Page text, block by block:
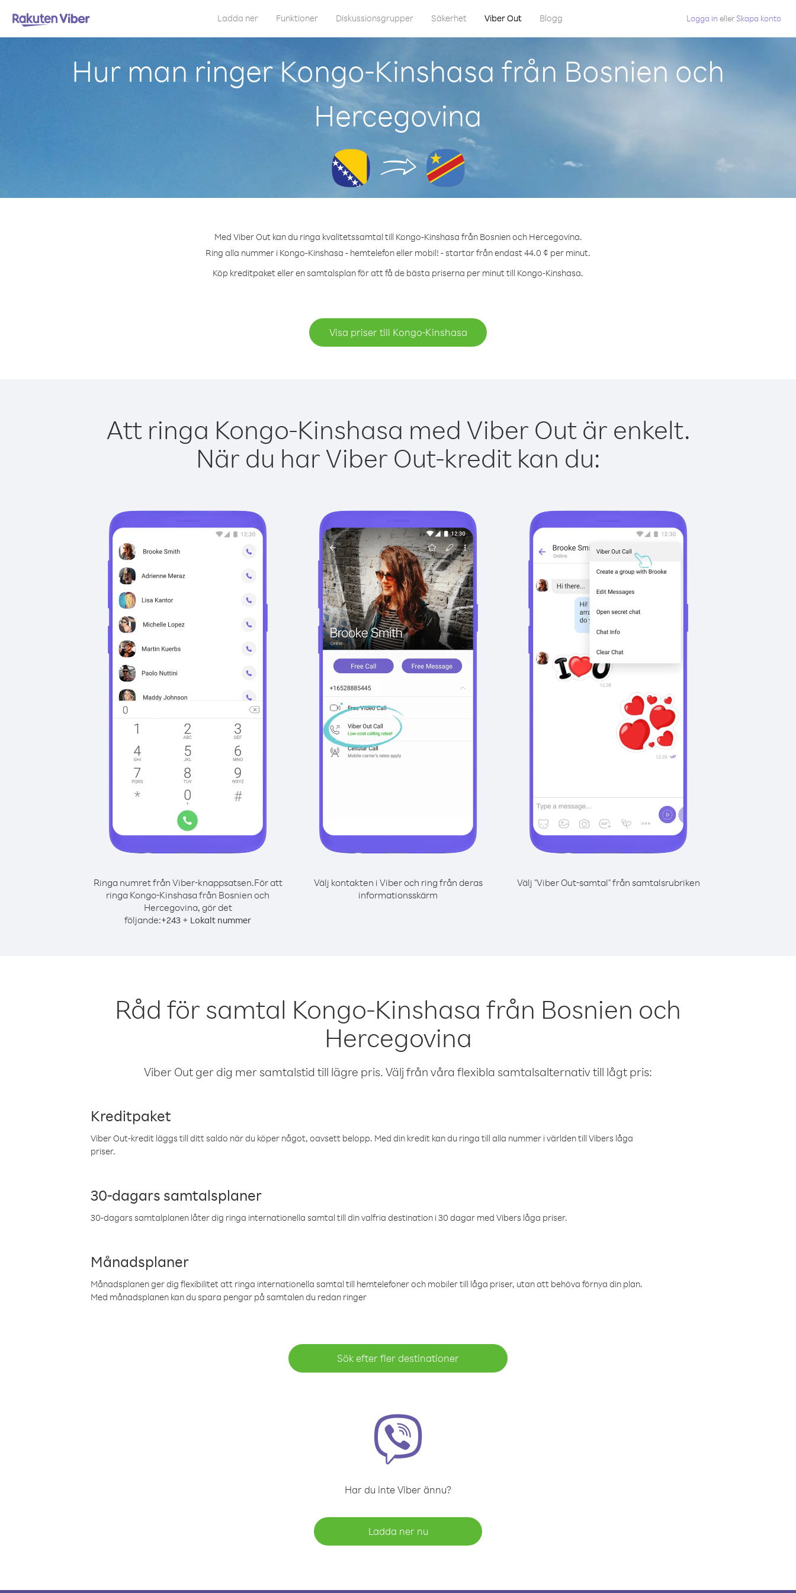
Ladda ner Funktioner Diskussionsgrupper Säkerhet Viber Out Blogg Logga in eller Skapa konto
Hur man ringer Kongo-Kinshasa från Bosnien och
Hercegovina
Med Viber Out kan du ringa kvalitetssamtal till Kongo-Kinshasa från Bosnien och Hercegovina.
Ring alla nummer i Kongo-Kinshasa - hemtelefon eller mobil! - startar från endast 44.0 ¢ per minut.
Köp kreditpaket eller en samtalsplan för att få de bästa priserna per minut till Kongo-Kinshasa.
Visa priser till Kongo-Kinshasa
Att ringa Kongo-Kinshasa med Viber Out är enkelt.
När du har Viber Out-kredit kan du:
Ringa numret från Viber-knappsatsen.För att
ringa Kongo-Kinshasa från Bosnien och
Hercegovina, gör det
följande:+243 + Lokalt nummer
Välj kontakten i Viber och ring från deras
informationsskärm
Välj "Viber Out-samtal" från samtalsrubriken
Råd för samtal Kongo-Kinshasa från Bosnien och
Hercegovina
Viber Out ger dig mer samtalstid till lägre pris. Välj från våra flexibla samtalsalternativ till lågt pris:
Kreditpaket
Viber Out-kredit läggs till ditt saldo när du köper något, oavsett belopp. Med din kredit kan du ringa till alla nummer i världen till Vibers låga
priser.
30-dagars samtalsplaner
30-dagars samtalplanen låter dig ringa internationella samtal till din valfria destination i 30 dagar med Vibers låga priser.
Månadsplaner
Månadsplanen ger dig flexibilitet att ringa internationella samtal till hemtelefoner och mobiler till låga priser, utan att behöva förnya din plan.
Med månadsplanen kan du spara pengar på samtalen du redan ringer
Sök efter fler destinationer
Har du inte Viber ännu?
Ladda ner nu